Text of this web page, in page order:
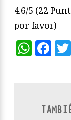
4.6/5 (22
por favor)